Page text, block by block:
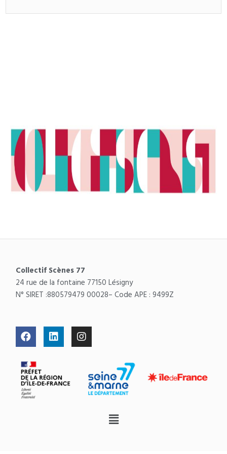
Collectif Scènes 77
24 rue de la fontaine 77150 Lésigny
N° SIRET :880579479 00028– Code APE : 9499Z